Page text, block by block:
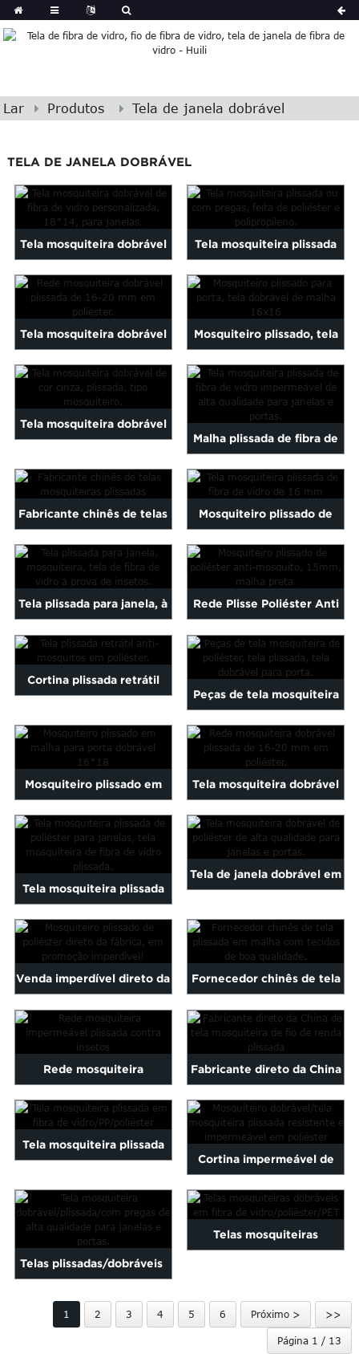
Lar Produtos Tela de janela dobrável
TELA DE JANELA DOBRÁVEL
Tela mosquiteira dobrável
personalizada em fibra de
vidro 18*14...
Tela mosquiteira plissada
ou com pregas, feita de
poliéster...
Tela mosquiteira dobrável
com malha plissada de 16 a
20 mm...
Mosquiteiro plissado, tela
dobrável em malha
plissada...
Tela mosquiteira dobrável
Malha plissada de fibra de
vidro impermeável de alta
qualidade...
Fabricante chinês de telas
mosquiteiras plissadas
Mosquiteiro plissado de
fibra de vidro de 16 mm...
Tela plissada para janela, à
prova de mosquitos e
moscas...
Rede Plisse Poliéster Anti
Mosquito 15mm Plisse ...
Cortina plissada retrátil
poliéster...
Peças de tela mosquiteira
de poliéster, tela plissada...
Mosquiteiro plissado em
malha para cortina
dobrável...
Tela mosquiteira dobrável
com malha plissada de 16 a
20 mm...
Tela mosquiteira plissada
de poliéster para janelas...
Tela de janela dobrável em
qualidade...
Venda imperdível direto da
fábrica: Mosquiteiro
plissado em poliéster...
Fornecedor chinês de tela
plissada em malha...
Rede mosquiteira
impermeável plissada
contra insetos
Fabricante direto da China
de fios de renda plissada...
Tela mosquiteira plissada
vidro/PP/poliéster...
Cortina impermeável de
poliéster resistente com
pregas e proteção contra
insetos e vento...
Telas plissadas/dobráveis ​​
janelas e portas...
Telas mosquiteiras
1 2 3 4 5 6 Próximo > >>
Página 1 / 13